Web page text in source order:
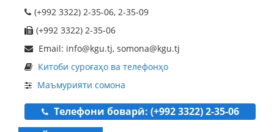
(+992 3322) 2-35-06, 2-35-09
(+992 3322) 2-35-06
Email: info@kgu.tj, somona@kgu.tj
Китоби суроғаҳо ва телефонҳо
Маъмурияти сомона
Телефони боварӣ: (+992 3322) 2-35-06